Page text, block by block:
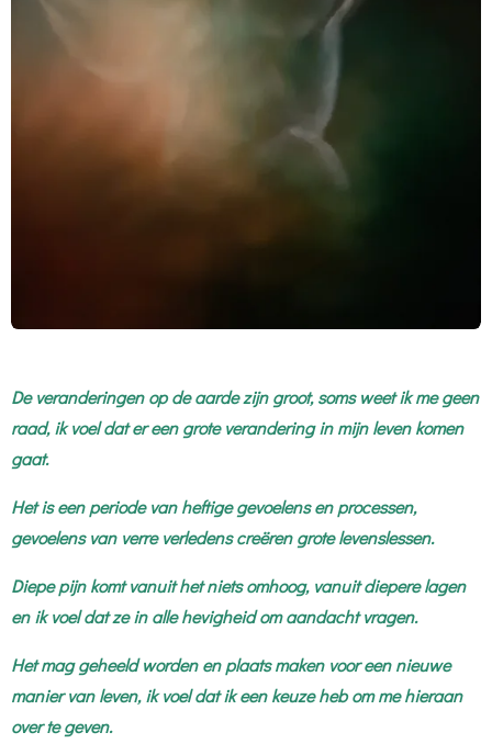
De veranderingen op de aarde zijn groot, soms weet ik me geen
raad, ik voel dat er een grote verandering in mijn leven komen
gaat.
Het is een periode van heftige gevoelens en processen,
gevoelens van verre verledens creëren grote levenslessen.
Diepe pijn komt vanuit het niets omhoog, vanuit diepere lagen
en ik voel dat ze in alle hevigheid om aandacht vragen.
Het mag geheeld worden en plaats maken voor een nieuwe
manier van leven, ik voel dat ik een keuze heb om me hieraan
over te geven.